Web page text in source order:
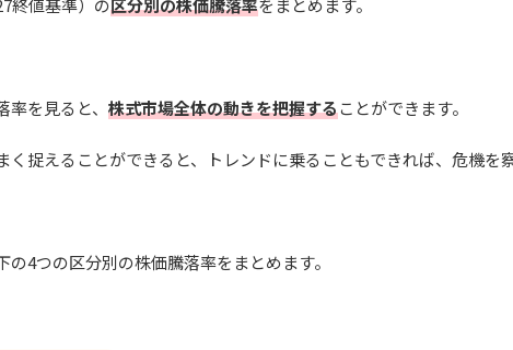
終値基準）の区分別の株価騰落率をまとめます。
を見ると、 株式市場全体の動きを把握することができます。
く捉えることができると、トレンドに乗ることもできれば、危機を
の4つの区分別の株価騰落率をまとめます。